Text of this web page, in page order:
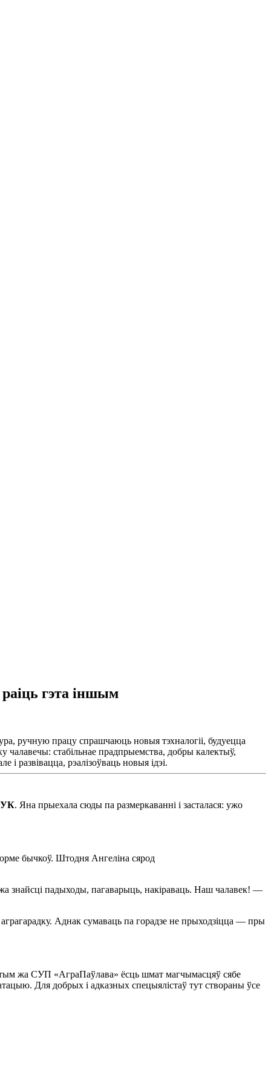
гэта іншым
ручную працу спрашчаюць новыя тэхналогіі, будуецца
чалавечы: стабільнае прадпрыемства, добры калектыў,
развівацца, рэалізоўваць новыя ідэі.
. Яна прыехала сюды па размеркаванні і засталася: ужо
бычкоў. Штодня Ангеліна сярод
знайсці падыходы, пагаварыць, накіраваць. Наш чалавек! —
Аднак сумаваць па горадзе не прыходзіцца — пры
тым жа СУП «АграПаўлава» ёсць шмат магчымасцяў сябе
Для добрых і адказных спецыялістаў тут створаны ўсе